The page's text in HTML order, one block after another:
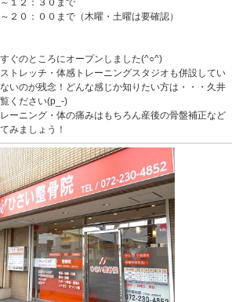
１２：３０まで
００まで（木曜・土曜は要確認）
ぐのところにオープンしました(^○^)
トレッチ・体感トレーニングスタジオも併設してい
いのが残念！どんな感じか知りたい方は・・・久井
ください(p_-)
ーニング・体の痛みはもちろん産後の骨盤補正など
みましょう！